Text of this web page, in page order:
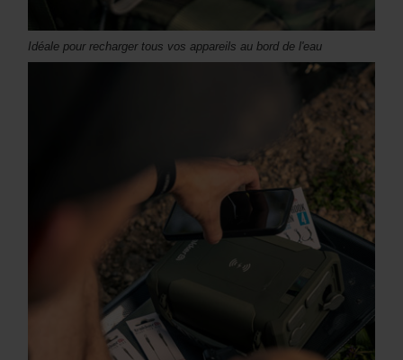
Idéale pour recharger tous vos appareils au bord de l'eau